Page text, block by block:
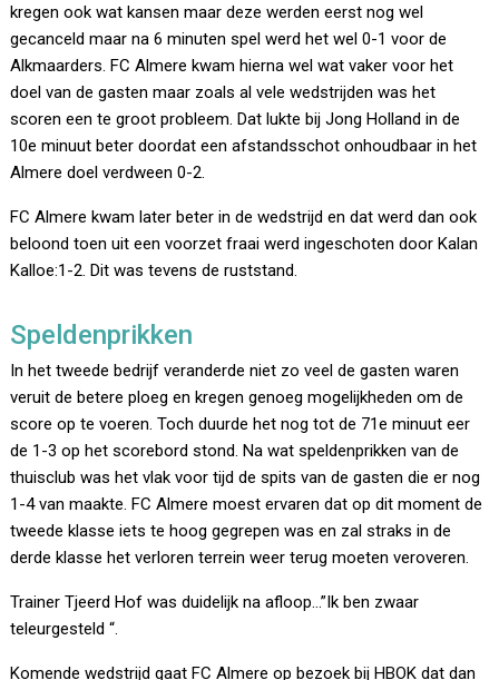
kregen ook wat kansen maar deze werden eerst nog wel
gecanceld maar na 6 minuten spel werd het wel 0-1 voor de
Alkmaarders. FC Almere kwam hierna wel wat vaker voor het
doel van de gasten maar zoals al vele wedstrijden was het
scoren een te groot probleem. Dat lukte bij Jong Holland in de
10e minuut beter doordat een afstandsschot onhoudbaar in het
Almere doel verdween 0-2.
FC Almere kwam later beter in de wedstrijd en dat werd dan ook
beloond toen uit een voorzet fraai werd ingeschoten door Kalan
Kalloe:1-2. Dit was tevens de ruststand.
Speldenprikken
In het tweede bedrijf veranderde niet zo veel de gasten waren
veruit de betere ploeg en kregen genoeg mogelijkheden om de
score op te voeren. Toch duurde het nog tot de 71e minuut eer
de 1-3 op het scorebord stond. Na wat speldenprikken van de
thuisclub was het vlak voor tijd de spits van de gasten die er nog
1-4 van maakte. FC Almere moest ervaren dat op dit moment de
tweede klasse iets te hoog gegrepen was en zal straks in de
derde klasse het verloren terrein weer terug moeten veroveren.
Trainer Tjeerd Hof was duidelijk na afloop…”Ik ben zwaar
teleurgesteld “.
Komende wedstrijd gaat FC Almere op bezoek bij HBOK dat dan